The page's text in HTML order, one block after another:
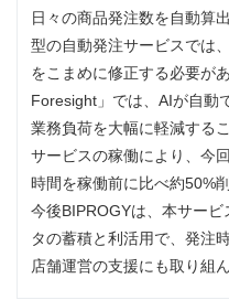
日々の商品発注数を自動算
型の自動発注サービスでは
をこまめに修正する必要が
Foresight」では、AIが自動
業務負荷を大幅に軽減する
サービスの稼働により、今
時間を稼働前に比べ約50%
今後BIPROGYは、本サー
タの蓄積と利活用で、発注
店舗運営の支援にも取り組